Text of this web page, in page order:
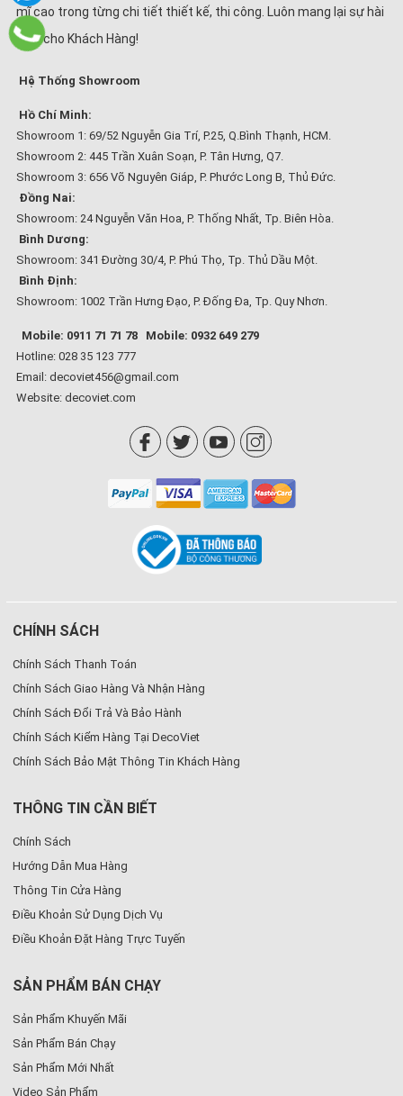
mĩ cao trong từng chi tiết thiết kế, thi công. Luôn mang lại sự hài
lòng cho Khách Hàng!
Hệ Thống Showroom
Hồ Chí Minh:
Showroom 1: 69/52 Nguyễn Gia Trí, P.25, Q.Bình Thạnh, HCM.
Showroom 2: 445 Trần Xuân Soạn, P. Tân Hưng, Q7.
Showroom 3: 656 Võ Nguyên Giáp, P. Phước Long B, Thủ Đức.
Đồng Nai:
Showroom: 24 Nguyễn Văn Hoa, P. Thống Nhất, Tp. Biên Hòa.
Bình Dương:
Showroom: 341 Đường 30/4, P. Phú Thọ, Tp. Thủ Dầu Một.
Bình Định:
Showroom: 1002 Trần Hưng Đạo, P. Đống Đa, Tp. Quy Nhơn.
Mobile: 0911 71 71 78
Mobile: 0932 649 279
Hotline: 028 35 123 777
Email: decoviet456@gmail.com
Website: decoviet.com
CHÍNH SÁCH
Chính Sách Thanh Toán
Chính Sách Giao Hàng Và Nhận Hàng
Chính Sách Đổi Trả Và Bảo Hành
Chính Sách Kiểm Hàng Tại DecoViet
Chính Sách Bảo Mật Thông Tin Khách Hàng
THÔNG TIN CẦN BIẾT
Chính Sách
Hướng Dẫn Mua Hàng
Thông Tin Cửa Hàng
Điều Khoản Sử Dụng Dịch Vụ
Điều Khoản Đặt Hàng Trực Tuyến
SẢN PHẨM BÁN CHẠY
Sản Phẩm Khuyến Mãi
Sản Phẩm Bán Chạy
Sản Phẩm Mới Nhất
Video Sản Phẩm